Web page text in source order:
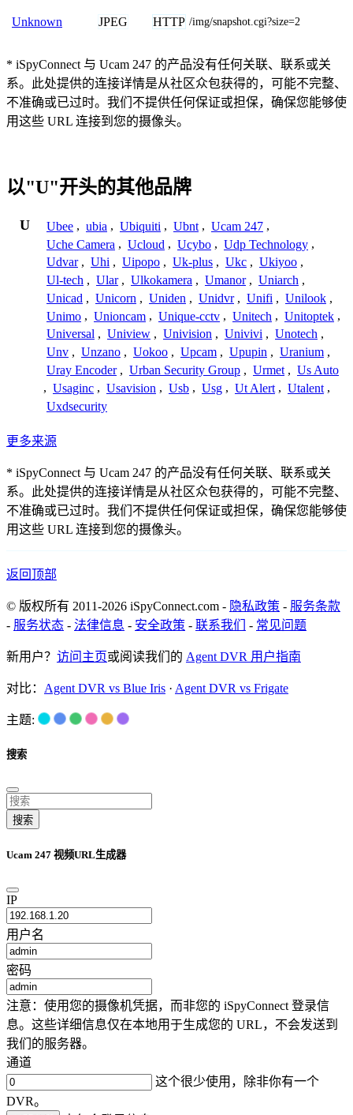
Unknown JPEG HTTP /img/snapshot.cgi?size=2
* iSpyConnect 与 Ucam 247 的产品没有任何关联、联系或关
系。此处提供的连接详情是从社区众包获得的，可能不完整、
不准确或已过时。我们不提供任何保证或担保，确保您能够使
用这些 URL 连接到您的摄像头。
以"U"开头的其他品牌
U Ubee , ubia , Ubiquiti , Ubnt , Ucam 247 ,
Uche Camera , Ucloud , Ucybo , Udp Technology ,
Udvar , Uhi , Uipopo , Uk-plus , Ukc , Ukiyoo ,
Ul-tech , Ular , Ulkokamera , Umanor , Uniarch ,
Unicad , Unicorn , Uniden , Unidvr , Unifi , Unilook ,
Unimo , Unioncam , Unique-cctv , Unitech , Unitoptek ,
Universal , Uniview , Univision , Univivi , Unotech ,
Unv , Unzano , Uokoo , Upcam , Upupin , Uranium ,
Uray Encoder , Urban Security Group , Urmet , Us Auto
, Usaginc , Usavision , Usb , Usg , Ut Alert , Utalent ,
Uxdsecurity
更多来源
* iSpyConnect 与 Ucam 247 的产品没有任何关联、联系或关
系。此处提供的连接详情是从社区众包获得的，可能不完整、
不准确或已过时。我们不提供任何保证或担保，确保您能够使
用这些 URL 连接到您的摄像头。
返回顶部
© 版权所有 2011-2026 iSpyConnect.com - 隐私政策 - 服务条款
- 服务状态 - 法律信息 - 安全政策 - 联系我们 - 常见问题
新用户？ 访问主页或阅读我们的 Agent DVR 用户指南
对比： Agent DVR vs Blue Iris · Agent DVR vs Frigate
主题:
搜索
搜索
Ucam 247 视频URL生成器
IP
用户名
密码
注意：使用您的摄像机凭据，而非您的 iSpyConnect 登录信
息。这些详细信息仅在本地用于生成您的 URL，不会发送到
我们的服务器。
通道
这个很少使用，除非你有一个
DVR。